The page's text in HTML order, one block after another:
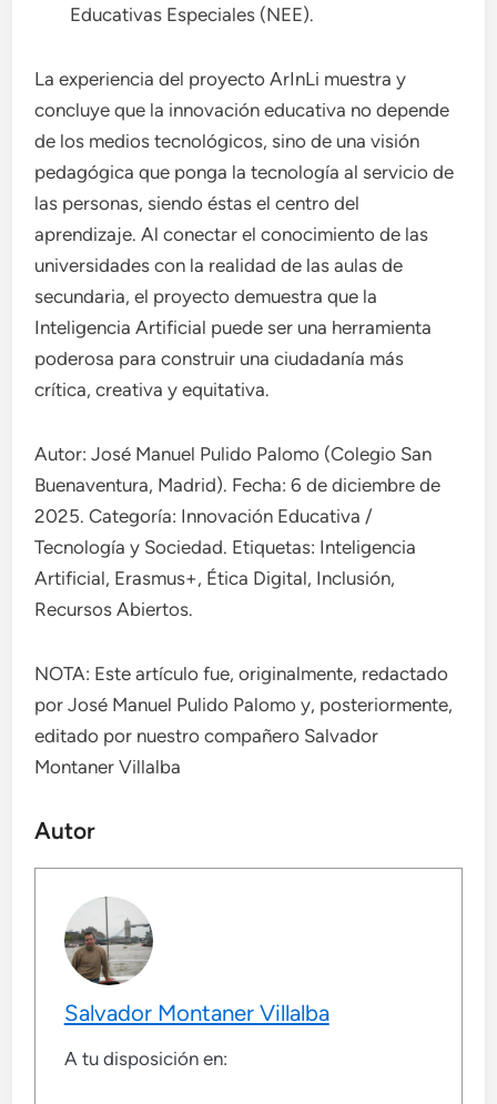
Educativas Especiales (NEE).
La experiencia del proyecto ArInLi muestra y
concluye que la innovación educativa no depende
de los medios tecnológicos, sino de una visión
pedagógica que ponga la tecnología al servicio de
las personas, siendo éstas el centro del
aprendizaje. Al conectar el conocimiento de las
universidades con la realidad de las aulas de
secundaria, el proyecto demuestra que la
Inteligencia Artificial puede ser una herramienta
poderosa para construir una ciudadanía más
crítica, creativa y equitativa.
Autor: José Manuel Pulido Palomo (Colegio San
Buenaventura, Madrid). Fecha: 6 de diciembre de
2025. Categoría: Innovación Educativa /
Tecnología y Sociedad. Etiquetas: Inteligencia
Artificial, Erasmus+, Ética Digital, Inclusión,
Recursos Abiertos.
NOTA: Este artículo fue, originalmente, redactado
por José Manuel Pulido Palomo y, posteriormente,
editado por nuestro compañero Salvador
Montaner Villalba
Autor
Salvador Montaner Villalba
A tu disposición en: